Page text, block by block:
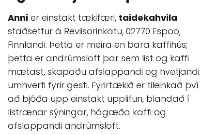
Anni er einstakt tækifæri, taidekahvila
staðsettur á Reviisorinkatu, 02770 Espoo,
Finnlandi. Þetta er meira en bara kaffihús;
þetta er andrúmsloft þar sem list og kaffi
mætast, skapaðu afslappandi og hvetjandi
umhverfi fyrir gesti. Fyrirtækið er tileinkað því
að bjóða upp einstakt upplifun, blandað í
listrænar sýningar, hágæða kaffi og
afslappandi andrúmsloft.